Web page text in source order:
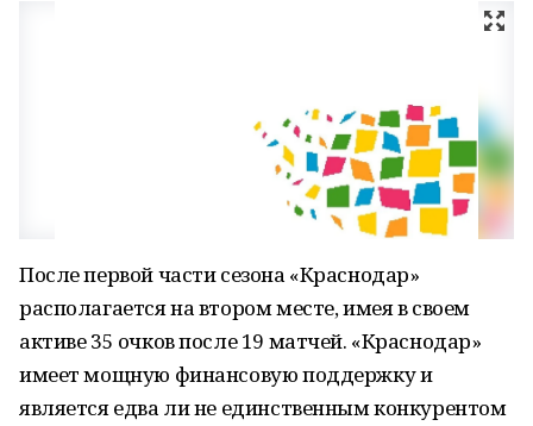
После первой части сезона «Краснодар»
располагается на втором месте, имея в своем
активе 35 очков после 19 матчей. «Краснодар»
имеет мощную финансовую поддержку и
является едва ли не единственным конкурентом